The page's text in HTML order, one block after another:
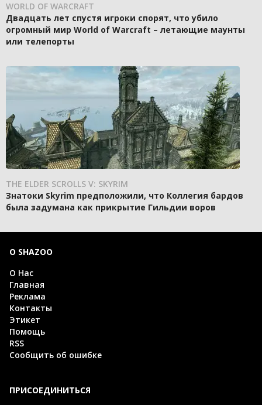
WORLD OF WARCRAFT
Двадцать лет спустя игроки спорят, что убило
огромный мир World of Warcraft – летающие маунты
или телепорты
THE ELDER SCROLLS V: SKYRIM
Знатоки Skyrim предположили, что Коллегия бардов
была задумана как прикрытие Гильдии воров
О SHAZOO
О Нас
Главная
Реклама
Контакты
Этикет
Помощь
RSS
Сообщить об ошибке
ПРИСОЕДИНИТЬСЯ